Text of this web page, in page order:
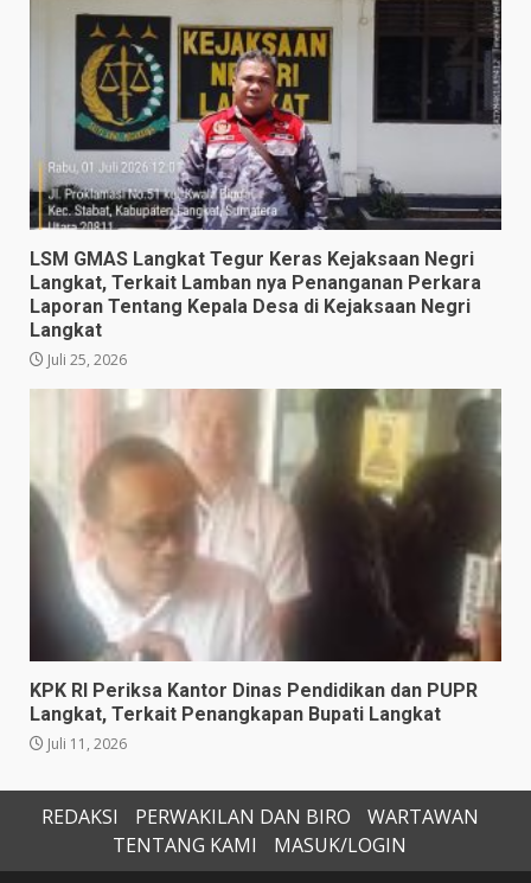
LSM GMAS Langkat Tegur Keras Kejaksaan Negri
Langkat, Terkait Lamban nya Penanganan Perkara
Laporan Tentang Kepala Desa di Kejaksaan Negri
Langkat
Juli 25, 2026
KPK RI Periksa Kantor Dinas Pendidikan dan PUPR
Langkat, Terkait Penangkapan Bupati Langkat
Juli 11, 2026
REDAKSI PERWAKILAN DAN BIRO
WARTAWAN
TENTANG KAMI
MASUK/LOGIN